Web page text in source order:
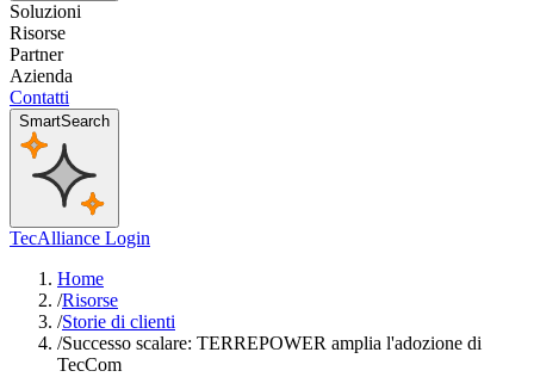
Soluzioni
Risorse
Partner
Azienda
Contatti
SmartSearch
TecAlliance Login
Home
/Risorse
/Storie di clienti
/Successo scalare: TERREPOWER amplia l'adozione di
TecCom